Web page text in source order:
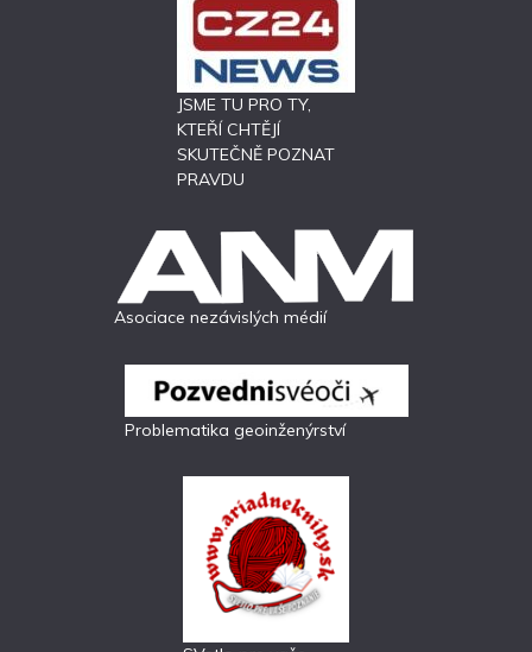
JSME TU PRO TY,
KTEŘÍ CHTĚJÍ
SKUTEČNĚ POZNAT
PRAVDU
Asociace nezávislých médií
Problematika geoinženýrství